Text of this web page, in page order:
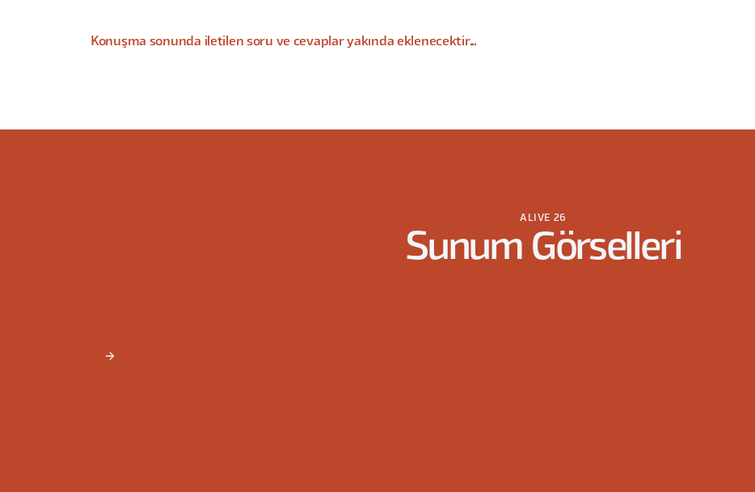
Konuşma sonunda iletilen soru ve cevaplar yakında eklenecektir...
ALIVE 26
Sunum Görselleri